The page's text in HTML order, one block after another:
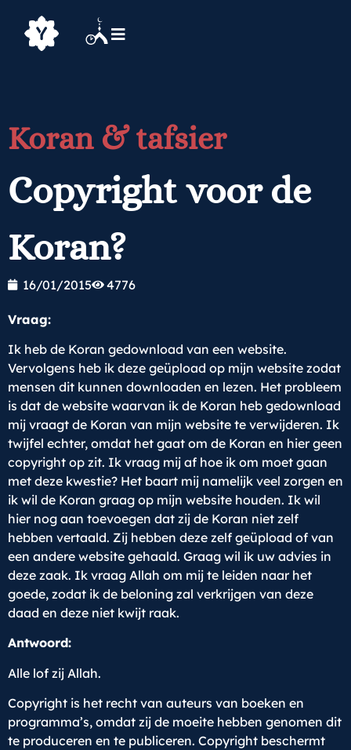
Koran & tafsier
Copyright voor de
Koran?
16/01/2015 4776
Vraag:
Ik heb de Koran gedownload van een website.
Vervolgens heb ik deze geüpload op mijn website zodat
mensen dit kunnen downloaden en lezen. Het probleem
is dat de website waarvan ik de Koran heb gedownload
mij vraagt de Koran van mijn website te verwijderen. Ik
twijfel echter, omdat het gaat om de Koran en hier geen
copyright op zit. Ik vraag mij af hoe ik om moet gaan
met deze kwestie? Het baart mij namelijk veel zorgen en
ik wil de Koran graag op mijn website houden. Ik wil
hier nog aan toevoegen dat zij de Koran niet zelf
hebben vertaald. Zij hebben deze zelf geüpload of van
een andere website gehaald. Graag wil ik uw advies in
deze zaak. Ik vraag Allah om mij te leiden naar het
goede, zodat ik de beloning zal verkrijgen van deze
daad en deze niet kwijt raak.
Antwoord:
Alle lof zij Allah.
Copyright is het recht van auteurs van boeken en
programma’s, omdat zij de moeite hebben genomen dit
te produceren en te publiceren. Copyright beschermt